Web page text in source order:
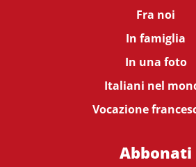
Fra noi
In famiglia
In una foto
Italiani nel
Vocazione
Abbonati